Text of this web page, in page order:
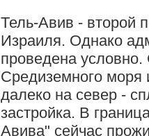
Тель-Авив - второй
Израиля. Однако
проведена
Средиземного моря
далеко на север -
застройка. В
Авива" сейчас